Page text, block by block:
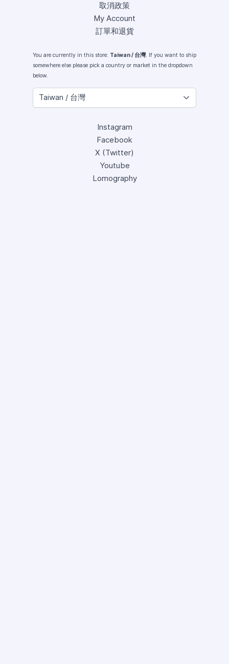
取消政策
My Account
訂單和退貨
You are currently in this store: Taiwan / 台灣. If you want to ship
somewhere else please pick a country or market in the dropdown
below.
Instagram
Facebook
X (Twitter)
Youtube
Lomography